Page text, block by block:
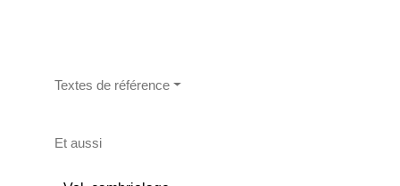
Textes de référence
Et aussi